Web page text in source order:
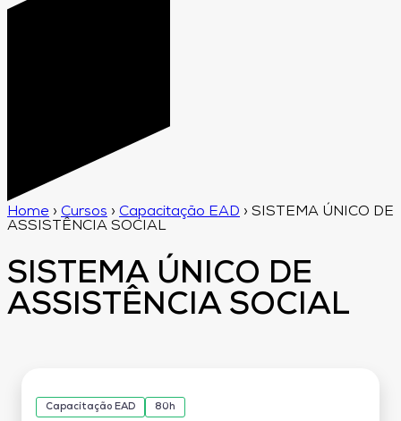
Home › Cursos › Capacitação EAD › SISTEMA ÚNICO DE
ASSISTÊNCIA SOCIAL
SISTEMA ÚNICO DE
ASSISTÊNCIA SOCIAL
Capacitação EAD 80h